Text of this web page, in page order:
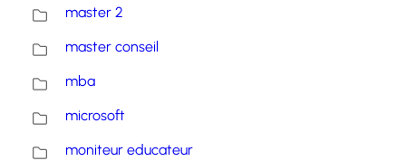
master 2
master conseil
mba
microsoft
moniteur educateur